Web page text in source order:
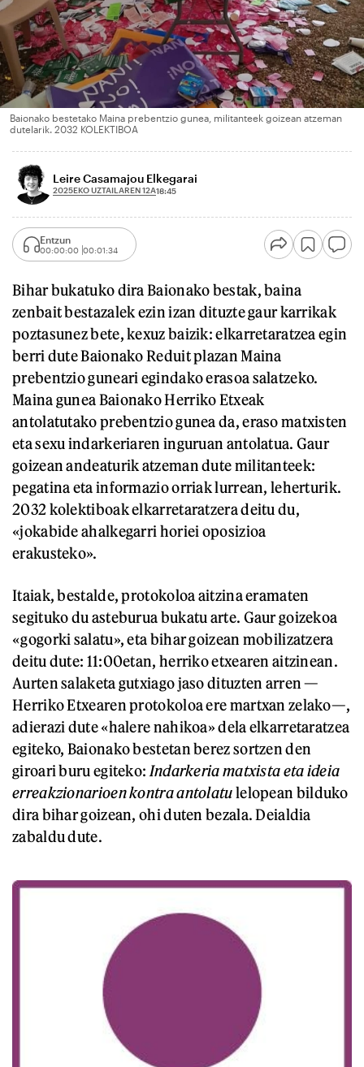
Baionako bestetako Maina prebentzio gunea, militanteek goizean atzeman
dutelarik. 2032 KOLEKTIBOA
Leire Casamajou Elkegarai
2025EKO UZTAILAREN 12A18:45
Entzun
00:00:00 00:01:34
Bihar bukatuko dira Baionako bestak, baina
zenbait bestazalek ezin izan dituzte gaur karrikak
poztasunez bete, kexuz baizik: elkarretaratzea egin
berri dute Baionako Reduit plazan Maina
prebentzio guneari egindako erasoa salatzeko.
Maina gunea Baionako Herriko Etxeak
antolatutako prebentzio gunea da, eraso matxisten
eta sexu indarkeriaren inguruan antolatua. Gaur
goizean andeaturik atzeman dute militanteek:
pegatina eta informazio orriak lurrean, leherturik.
2032 kolektiboak elkarretaratzera deitu du,
«jokabide ahalkegarri horiei oposizioa
erakusteko».
Itaiak, bestalde, protokoloa aitzina eramaten
segituko du asteburua bukatu arte. Gaur goizekoa
«gogorki salatu», eta bihar goizean mobilizatzera
deitu dute: 11:00etan, herriko etxearen aitzinean.
Aurten salaketa gutxiago jaso dituzten arren —
Herriko Etxearen protokoloa ere martxan zelako—,
adierazi dute «halere nahikoa» dela elkarretaratzea
egiteko, Baionako bestetan berez sortzen den
giroari buru egiteko: Indarkeria matxista eta ideia
erreakzionarioen kontra antolatulelopean bilduko
dira bihar goizean, ohi duten bezala. Deialdia
zabaldu dute.